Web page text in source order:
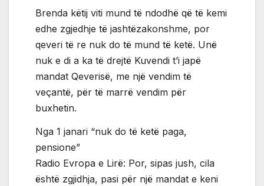
Brenda këtij viti mund të ndodhë që të kemi
edhe zgjedhje të jashtëzakonshme, por
qeveri të re nuk do të mund të ketë. Unë
nuk e di a ka të drejtë Kuvendi t’i japë
mandat Qeverisë, me një vendim të
veçantë, për të marrë vendim për
buxhetin.
Nga 1 janari “nuk do të ketë paga,
pensione”
Radio Evropa e Lirë: Por, sipas jush, cila
është zgjidhja, pasi për një mandat e keni